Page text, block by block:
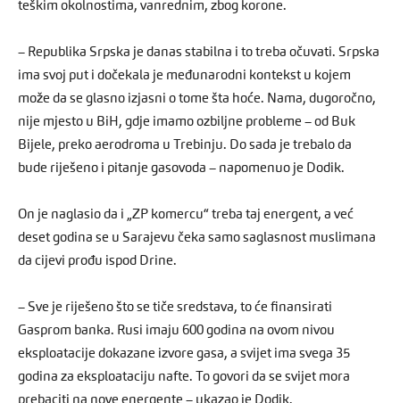
teškim okolnostima, vanrednim, zbog korone.
– Republika Srpska je danas stabilna i to treba očuvati. Srpska
ima svoj put i dočekala je međunarodni kontekst u kojem
može da se glasno izjasni o tome šta hoće. Nama, dugoročno,
nije mjesto u BiH, gdje imamo ozbiljne probleme – od Buk
Bijele, preko aerodroma u Trebinju. Do sada je trebalo da
bude riješeno i pitanje gasovoda – napomenuo je Dodik.
On je naglasio da i „ZP komercu“ treba taj energent, a već
deset godina se u Sarajevu čeka samo saglasnost muslimana
da cijevi prođu ispod Drine.
– Sve je riješeno što se tiče sredstava, to će finansirati
Gasprom banka. Rusi imaju 600 godina na ovom nivou
eksploatacije dokazane izvore gasa, a svijet ima svega 35
godina za eksploataciju nafte. To govori da se svijet mora